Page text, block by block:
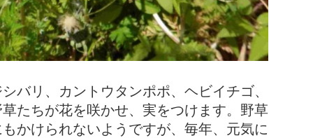
バリ、カントウタンポポ、ヘビイチゴ、
たちが花を咲かせ、実をつけます。野草
かけられないようですが、毎年、元気に